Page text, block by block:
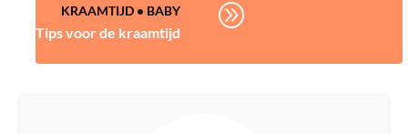
KRAAMTIJD• BABY
Tips voor de kraamtijd
A